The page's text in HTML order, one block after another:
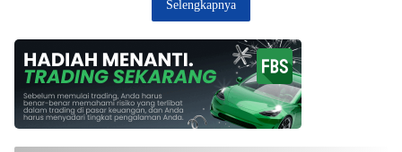
Selengkapnya